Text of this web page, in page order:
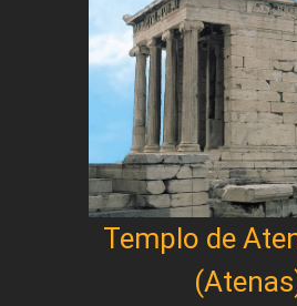
Templo de